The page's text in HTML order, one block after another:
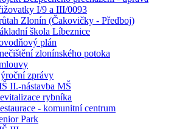
I/9 a III/0093
Zlonín (Čakovičky - Předboj)
škola Líbeznice
plán
zlonínského potoka
zprávy
II.-nástavba MŠ
rybníka
- komunitní centrum
Park